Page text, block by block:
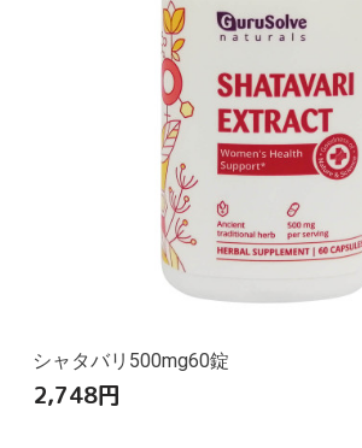
シャタバリ500mg60錠
2,748円